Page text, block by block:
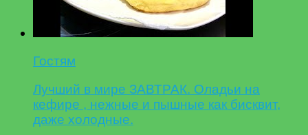
Гостям
Лучший в мире ЗАВТРАК. Оладьи на
кефире , нежные и пышные как бисквит,
даже холодные.